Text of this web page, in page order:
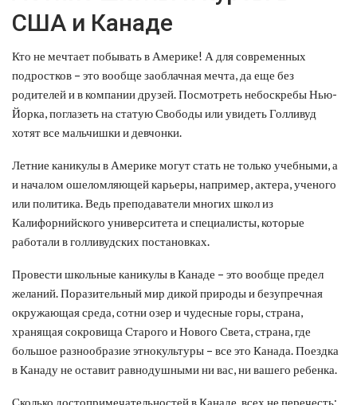
США и Канаде
Кто не мечтает побывать в Америке! А для современных
подростков – это вообще заоблачная мечта, да еще без
родителей и в компании друзей. Посмотреть небоскребы Нью-
Йорка, поглазеть на статую Свободы или увидеть Голливуд
хотят все мальчишки и девчонки.
Летние каникулы в Америке могут стать не только учебными, а
и началом ошеломляющей карьеры, например, актера, ученого
или политика. Ведь преподаватели многих школ из
Калифорнийского университета и специалисты, которые
работали в голливудских постановках.
Провести школьные каникулы в Канаде – это вообще предел
желаний. Поразительный мир дикой природы и безупречная
окружающая среда, сотни озер и чудесные горы, страна,
хранящая сокровища Старого и Нового Света, страна, где
большое разнообразие этнокультуры – все это Канада. Поездка
в Канаду не оставит равнодушными ни вас, ни вашего ребенка.
Сколько достопримечательностей в Канаде, всех не перечесть: